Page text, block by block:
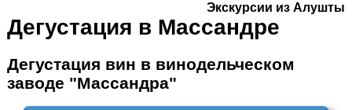
Ай-Петри
Алупка + Ай-Петри
Экскурсии из Алушты
Дегустация в Массандре
Дегустация вин в винодельческом
заводе "Массандра"